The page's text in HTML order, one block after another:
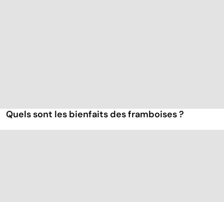
Quels sont les bienfaits des framboises ?